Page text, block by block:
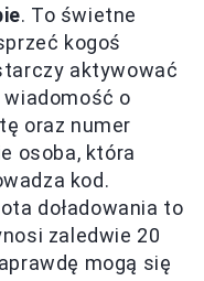
. To świetne
kogoś
aktywować
wiadomość o
oraz numer
osoba, która
kod.
doładowania to
zaledwie 20
mogą się